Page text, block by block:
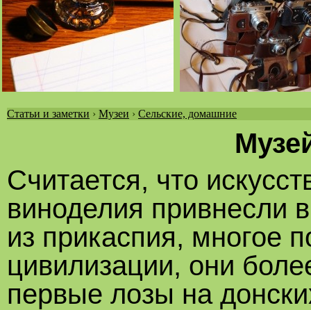
Статьи и заметки › Музеи › Сельские, домашние
Считается, что
виноделия привнесли
из прикаспия, многое
цивилизации, они
первые лозы на